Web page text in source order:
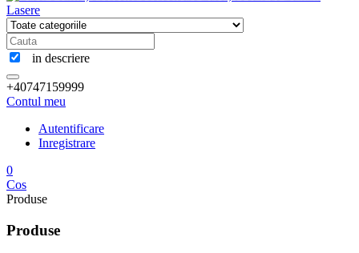
in descriere
+40747159999
Contul meu
Autentificare
Inregistrare
0
Cos
Produse
Produse